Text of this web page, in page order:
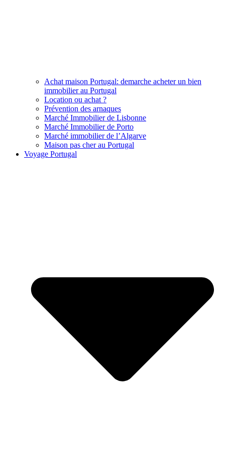
Achat maison Portugal: demarche acheter un bien
immobilier au Portugal
Location ou achat ?
Prévention des arnaques
Marché Immobilier de Lisbonne
Marché Immobilier de Porto
Marché immobilier de l’Algarve
Maison pas cher au Portugal
Voyage Portugal